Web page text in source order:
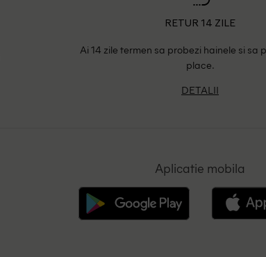
RETUR 14 ZILE
Ai 14 zile termen sa probezi hainele si sa
place.
DETALII
Aplicatie mobila